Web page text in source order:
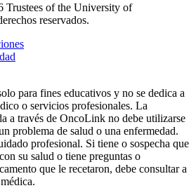
Trustees of the University of
reservados.
para fines educativos y no se dedica a
o servicios profesionales. La
a través de OncoLink no debe utilizarse
problema de salud o una enfermedad.
profesional. Si tiene o sospecha que
su salud o tiene preguntas o
que le recetaron, debe consultar a